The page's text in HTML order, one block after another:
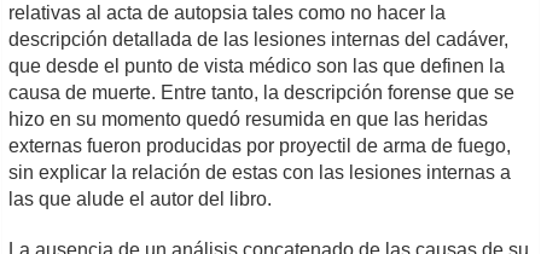
relativas al acta de autopsia tales como no hacer la
descripción detallada de las lesiones internas del cadáver,
que desde el punto de vista médico son las que definen la
causa de muerte. Entre tanto, la descripción forense que se
hizo en su momento quedó resumida en que las heridas
externas fueron producidas por proyectil de arma de fuego,
sin explicar la relación de estas con las lesiones internas a
las que alude el autor del libro.
La ausencia de un análisis concatenado de las causas de su